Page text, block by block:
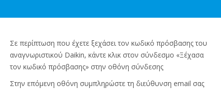
Σε περίπτωση που έχετε ξεχάσει τον κωδικό πρόσβασης του
αναγνωριστικού Daikin, κάντε κλικ στον σύνδεσμο «Ξέχασα
τον κωδικό πρόσβασης» στην οθόνη σύνδεσης
Στην επόμενη οθόνη συμπληρώστε τη διεύθυνση email σας